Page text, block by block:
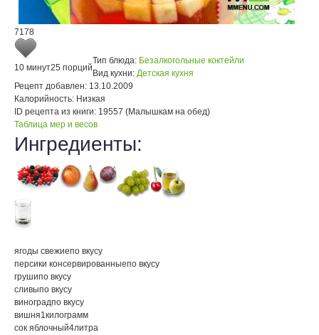
7178
10 минут25 порций
Тип блюда: Безалкогольные коктейли
Вид кухни: Детская кухня
Рецепт добавлен: 13.10.2009
Калорийность: Низкая
ID рецепта из книги: 19557 (Малышкам на обед)
Таблица мер и весов
Ингредиенты:
ягоды свежиепо вкусу
персики консервированныепо вкусу
грушипо вкусу
сливыпо вкусу
виноградпо вкусу
вишня1килограмм
сок яблочный4литра